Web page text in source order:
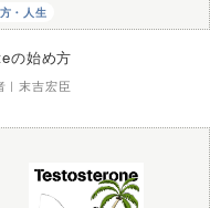
・人生
の始め方
｜末吉宏臣